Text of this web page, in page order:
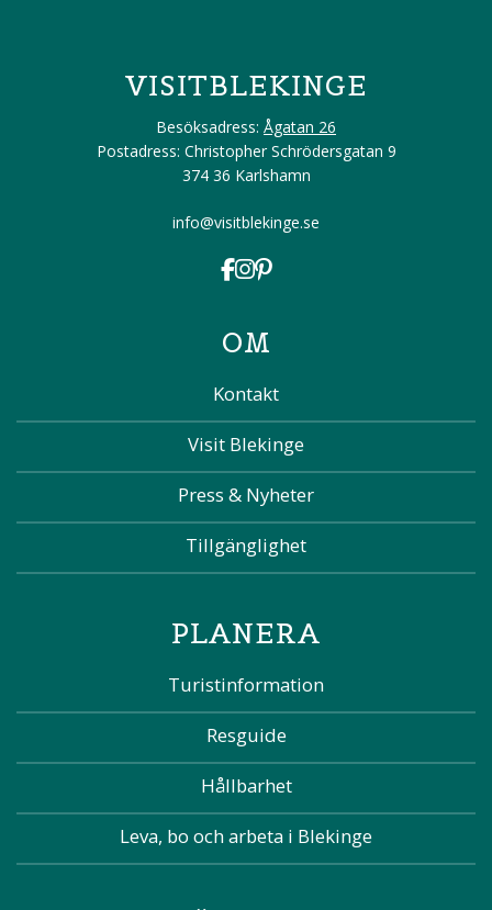
VISITBLEKINGE
Besöksadress: Ågatan 26
Postadress: Christopher Schrödersgatan 9
374 36 Karlshamn
info@visitblekinge.se
OM
Kontakt
Visit Blekinge
Press & Nyheter
Tillgänglighet
PLANERA
Turistinformation
Resguide
Hållbarhet
Leva, bo och arbeta i Blekinge